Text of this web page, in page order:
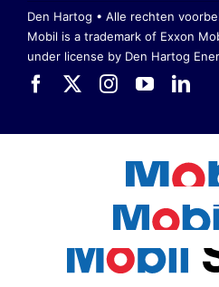
Den Hartog • Alle rechten
Mobil is a trademark of Exxon
under license by Den Hartog